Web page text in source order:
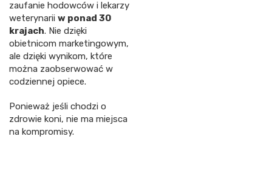
zaufanie hodowców i lekarzy
weterynarii w ponad 30
krajach. Nie dzięki
obietnicom marketingowym,
ale dzięki wynikom, które
można zaobserwować w
codziennej opiece.
Ponieważ jeśli chodzi o
zdrowie koni, nie ma miejsca
na kompromisy.